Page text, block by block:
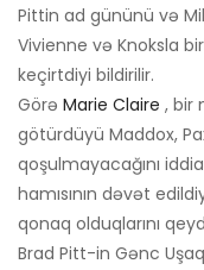
Pittin ad gününü və
Vivienne və Knoksla
keçirtdiyi bildirilir.
Görə Marie Claire , bir
götürdüyü Maddox,
qoşulmayacağını
hamısının dəvət
qonaq olduqlarını
Brad Pitt-in Gənc